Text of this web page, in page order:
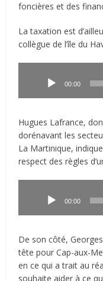
foncières et des
La taxation est
collègue de l’île du
00:00
Hugues Lafrance,
dorénavant les
La Martinique,
respect des règles
00:00
De son côté,
tête pour Cap-aux-
en ce qui a trait au
souhaite aider à ce